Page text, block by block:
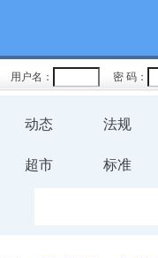
用户名： 密 码：
动态 法规
超市 标准